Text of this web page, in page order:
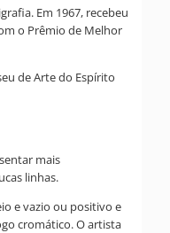
Em 1967, recebeu
o Prêmio de Melhor
de Arte do Espírito
mais
linhas.
e vazio ou positivo e
cromático. O artista